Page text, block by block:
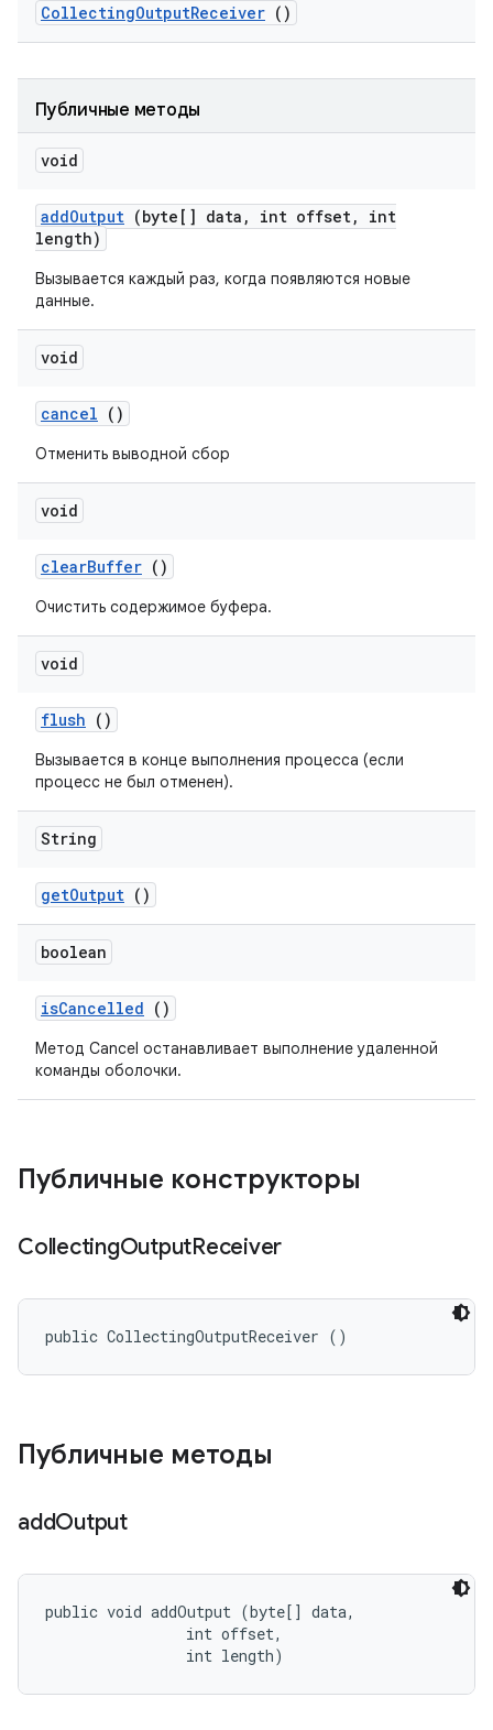
CollectingOutputReceiver ()
Публичные методы
void
addOutput (byte[] data , int offset,
int
length)
Вызывается каждый раз, когда появляются новые
данные.
void
cancel ()
Отменить выводной сбор
void
clearBuffer ()
Очистить содержимое буфера.
void
flush ()
Вызывается в конце выполнения процесса (если
процесс не был отменен).
String
getOutput ()
boolean
isCancelled ()
Метод Cancel останавливает выполнение удаленной
команды оболочки.
Публичные конструкторы
CollectingOutputReceiver
public CollectingOutputReceiver ()
Публичные методы
addOutput
public void addOutput (byte[] data,
                int offset,
                int length)